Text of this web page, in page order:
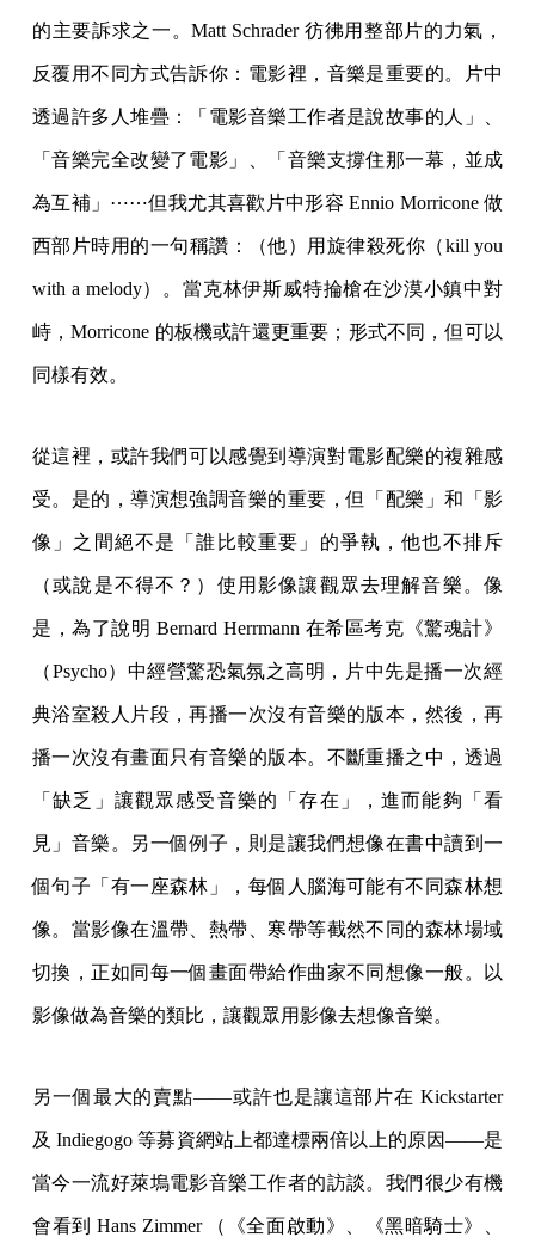
的主要訴求之一。Matt Schrader 彷彿用整部片的力氣，
反覆用不同方式告訴你：電影裡，音樂是重要的。片中
透過許多人堆疊：「電影音樂工作者是說故事的人」、
「音樂完全改變了電影」、「音樂支撐住那一幕，並成
為互補」⋯⋯但我尤其喜歡片中形容 Ennio Morricone 做
西部片時用的一句稱讚：（他）用旋律殺死你（kill you
with a melody）。當克林伊斯威特掄槍在沙漠小鎮中對
峙，Morricone 的板機或許還更重要；形式不同，但可以
同樣有效。
從這裡，或許我們可以感覺到導演對電影配樂的複雜感
受。是的，導演想強調音樂的重要，但「配樂」和「影
像」之間絕不是「誰比較重要」的爭執，他也不排斥
（或說是不得不？）使用影像讓觀眾去理解音樂。像
是，為了說明 Bernard Herrmann 在希區考克《驚魂計》
（Psycho）中經營驚恐氣氛之高明，片中先是播一次經
典浴室殺人片段，再播一次沒有音樂的版本，然後，再
播一次沒有畫面只有音樂的版本。不斷重播之中，透過
「缺乏」讓觀眾感受音樂的「存在」，進而能夠「看
見」音樂。另一個例子，則是讓我們想像在書中讀到一
個句子「有一座森林」，每個人腦海可能有不同森林想
像。當影像在溫帶、熱帶、寒帶等截然不同的森林場域
切換，正如同每一個畫面帶給作曲家不同想像一般。以
影像做為音樂的類比，讓觀眾用影像去想像音樂。
另一個最大的賣點——或許也是讓這部片在 Kickstarter
及 Indiegogo 等募資網站上都達標兩倍以上的原因——是
當今一流好萊塢電影音樂工作者的訪談。我們很少有機
會看到 Hans Zimmer （《全面啟動》、《黑暗騎士》、